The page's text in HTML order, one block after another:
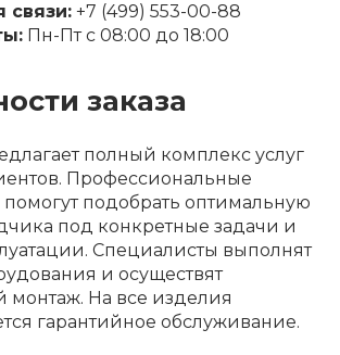
связи: +7 (499) 553-00-88
Пн-Пт с 08:00 до 18:00
заказа
полный комплекс услуг
Профессиональные
помогут подобрать оптимальную
под конкретные задачи и
Специалисты выполнят
и осуществят
монтаж. На все изделия
гарантийное обслуживание.